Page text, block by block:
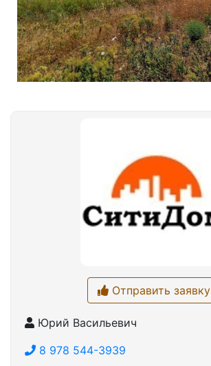
Отправить заявку
Юрий Васильевич
8 978 544-3939